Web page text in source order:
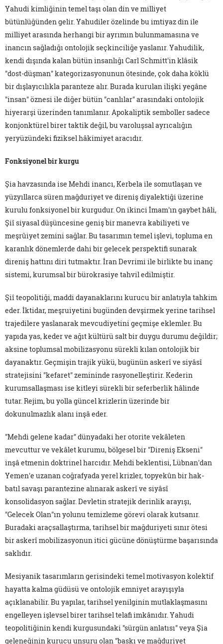
Yahudi kimliğinin temel taşı olan din ve milliyet
bütünlüğünden gelir. Yahudiler özelinde bu imtiyaz din ile
milliyet arasında herhangi bir ayrımın bulunmamasına ve
inancın sağladığı ontolojik seçkinciliğe yaslanır. Yahudilik,
kendi dışında kalan bütün insanlığı Carl Schmitt'in klâsik
"dost-düşman" kategorizasyonunun ötesinde, çok daha köklü
bir dışlayıcılıkla paranteze alır. Burada kurulan ilişki yegâne
"insan" öznesi ile diğer bütün "canlılar" arasındaki ontolojik
hiyerarşi üzerinden tanımlanır. Apokaliptik semboller sadece
konjonktürel birer taktik değil, bu varoluşsal ayrıcalığın
yeryüzündeki fiziksel hâkimiyet aracıdır.
Fonksiyonel bir kurgu
Şia havzasında ise Mehdi inancı, Kerbela ile somutlaşan ve
yüzyıllarca süren mağduriyet ve direniş diyalektiği üzerine
kurulu fonksiyonel bir kurgudur. On ikinci İmam'ın gaybet hâli,
Şiî siyasal düşüncesine geniş bir manevra kabiliyeti ve
meşrûiyet zemini sağlar. Bu tasarımın temel işlevi, topluma en
karanlık dönemlerde dahi bir gelecek perspektifi sunarak
direniş hattını diri tutmaktır. İran Devrimi ile birlikte bu inanç
sistemi, kurumsal bir bürokrasiye tahvil edilmiştir.
Şiî teopolitiği, maddi dayanaklarını kurucu bir anlatıyla tahkim
eder. İktidar, meşruiyetini bugünden devşirmek yerine tarihsel
trajedilere yaslanarak mevcudiyetini geçmişe eklemler. Bu
yapıda yas, keder ve ağıt kültürü salt bir duygu durumu değildir;
aksine toplumsal mobilizasyonu sürekli kılan ontolojik bir
dayanaktır. Geçmişin trajik yükü, bugünün askerî ve siyâsî
stratejisini "kefaret" zemininde rasyonelleştirir. Kederin
kurumsallaşması ise kitleyi sürekli bir seferberlik hâlinde
tutar. Rejim, bu yolla güncel krizlerin üzerinde bir
dokunulmazlık alanı inşâ eder.
"Mehdi gelene kadar" dünyadaki her otorite vekâleten
mevcuttur ve vekâlet kurumu, bölgesel bir "Direniş Ekseni"
inşâ etmenin doktrinel harcıdır. Mehdi beklentisi, Lübnan'dan
Yemen'e uzanan coğrafyada yerel krizler, topyekûn bir hak-
batıl savaşı parantezine alınarak askerî ve siyâsî
konsolidasyon sağlar. Devletin stratejik derinlik arayışı,
"Gelecek Olan"ın yolunu temizleme görevi olarak kutsanır.
Buradaki araçsallaştırma, tarihsel bir mağduriyeti sınır ötesi
bir askerî mobilizasyonun itici gücüne dönüştürme başarısında
saklıdır.
Mesiyanik tasarımların gerisindeki temel motivasyon kolektif
hayatta kalma güdüsü ve ontolojik emniyet arayışıyla
açıklanabilir. Bu yapılar, tarihsel yenilginin mutlaklaşmasını
engelleyen işlevsel birer tarihsel telafi imkânıdır. Yahudi
teopolitiğinin kendi kurgusundaki "sürgün anlatısı" veya Şia
geleneğinin kurucu unsuru olan "baskı ve mağduriyet